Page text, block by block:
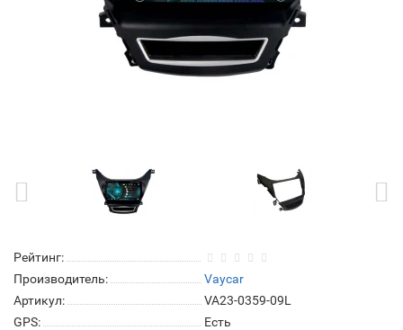
Рейтинг:
Производитель:
Vaycar
Артикул:
VA23-0359-09L
GPS:
Есть